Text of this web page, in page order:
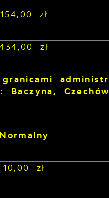
154,00 zł
434,00 zł
Normalny
10,00 zł